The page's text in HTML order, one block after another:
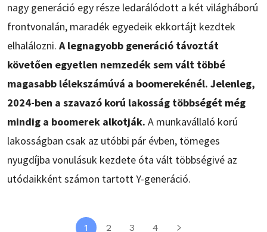
nagy generáció egy része ledarálódott a két világháború
frontvonalán, maradék egyedeik ekkortájt kezdtek
elhalálozni. A legnagyobb generáció távoztát
követően egyetlen nemzedék sem vált többé
magasabb lélekszámúvá a boomerekénél. Jelenleg,
2024-ben a szavazó korú lakosság többségét még
mindig a boomerek alkotják. A munkavállaló korú
lakosságban csak az utóbbi pár évben, tömeges
nyugdíjba vonulásuk kezdete óta vált többségivé az
utódaikként számon tartott Y-generáció.
1 2 3 4